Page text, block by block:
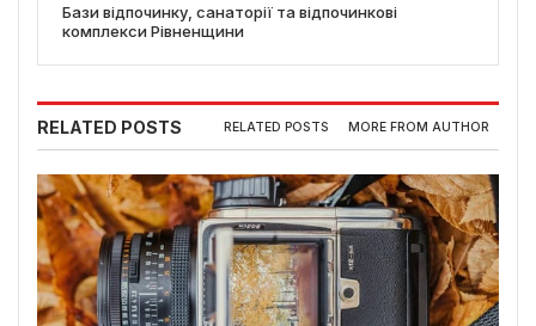
Бази відпочинку, санаторії та відпочинкові
комплекси Рівненщини
RELATED POSTS RELATED POSTS MORE FROM AUTHOR